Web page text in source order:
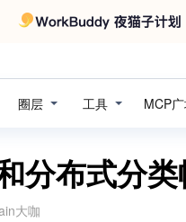
圈层 工具 MCP
分布式分
大咖